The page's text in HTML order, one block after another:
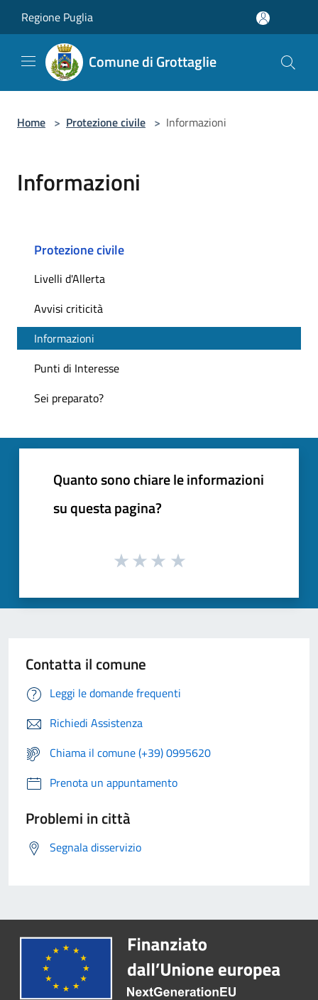
Regione Puglia
Comune di Grottaglie
Home > Protezione civile > Informazioni
Informazioni
Protezione civile
Livelli d'Allerta
Avvisi criticità
Informazioni
Punti di Interesse
Sei preparato?
Quanto sono chiare le informazioni
su questa pagina?
Contatta il comune
Leggi le domande frequenti
Richiedi Assistenza
Chiama il comune (+39) 0995620
Prenota un appuntamento
Problemi in città
Segnala disservizio